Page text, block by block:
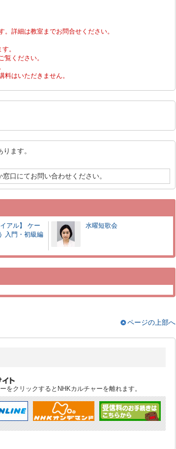
詳細は教室までお問合せください。
。
覧ください。
料はいただきません。
ます。
窓口にてお問い合わせください。
イアル】 ケー
入門・初級編
水曜短歌会
ページの上部へ
をクリックするとNHKカルチャーを離れます。